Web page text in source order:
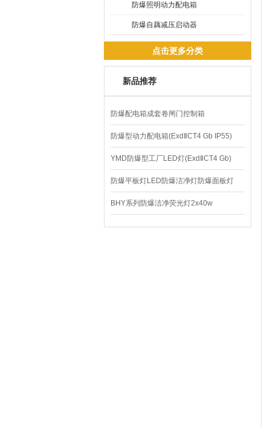
防爆照明动力配电箱
防爆自藕减压启动器
点击更多分类
新品推荐
防爆配电箱成套卷闸门控制箱
防爆型动力配电箱(ExdⅡCT4 Gb IP55)
YMD防爆型工厂LED灯(ExdⅡCT4 Gb)
220V/150W
防爆平板灯LED防爆洁净灯防爆面板灯
BHY系列防爆洁净荧光灯2x40w